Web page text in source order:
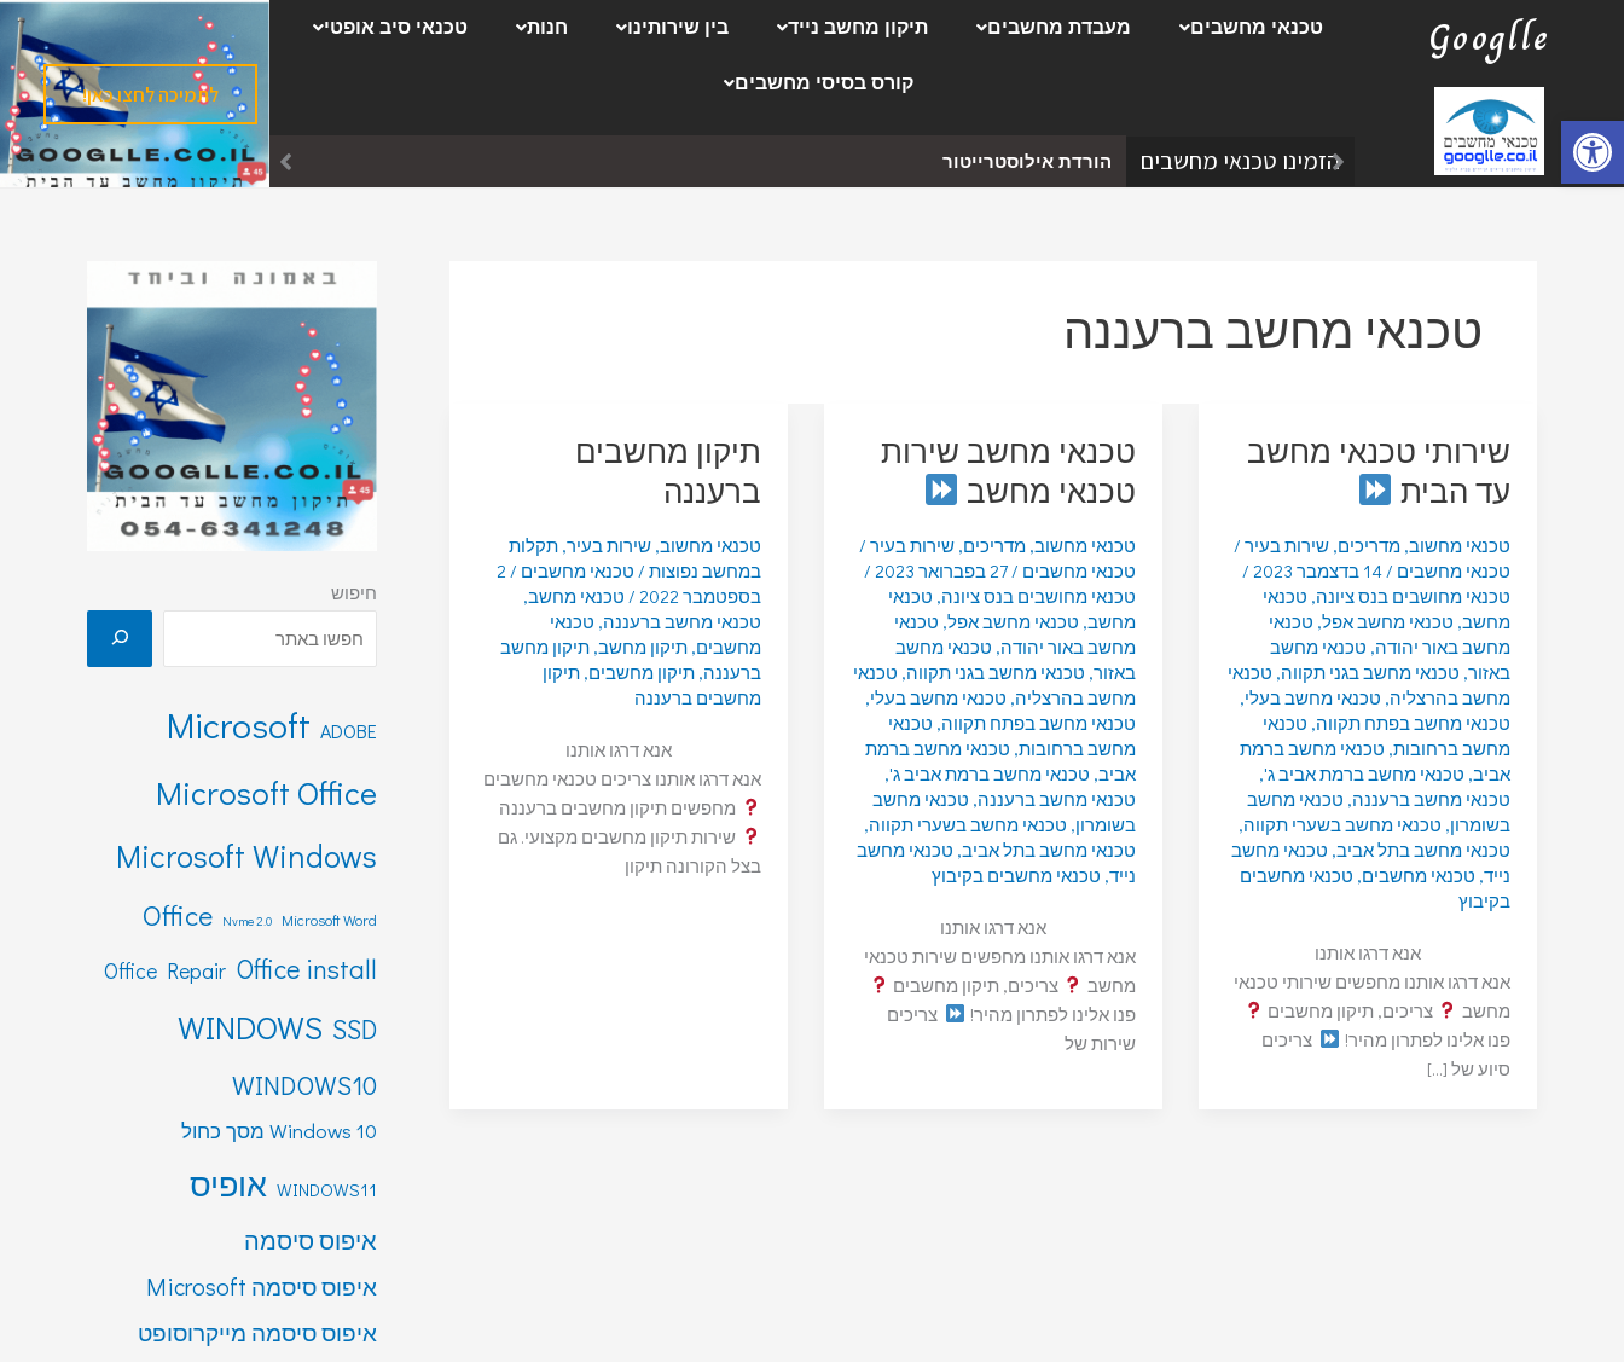
פתח סרגל נגישות
Googlle טכנאי מחשבים מעבדת מחשבים תיקון מחשב נייד בין שירותינו חנות טכנאי סיב אופטי
קורס בסיסי מחשבים
הזמינו טכנאי מחשבים הורדת אילוסטרייטור
לתמיכה לחצו כאן!
טכנאי מחשב ברעננה
שירותי טכנאי מחשב
עד הבית
טכנאי מחשוב,מדריכים,שירות בעיר /
טכנאי מחשבים /14 בדצמבר 2023
/
טכנאי מחושבים בנס ציונה, טכנאי
מחשב, טכנאי מחשב אפל, טכנאי
מחשב באור יהודה, טכנאי מחשב
באזור, טכנאי מחשב בגני תקווה, טכנאי
מחשב בהרצליה, טכנאי מחשב בעלי,
טכנאי מחשב בפתח תקווה, טכנאי
מחשב ברחובות, טכנאי מחשב ברמת
אביב, טכנאי מחשב ברמת אביב ג',
טכנאי מחשב ברעננה, טכנאי מחשב
בשומרון, טכנאי מחשב בשערי תקווה,
טכנאי מחשב בתל אביב, טכנאי מחשב
נייד, טכנאי מחשבים, טכנאי מחשבים
בקיבוץ
אנא דרגו אותנו
אנא דרגו אותנו מחפשים שירותי טכנאי
מחשב
צריכים, תיקון מחשבים
פנו אלינו לפתרון מהיר!
צריכים
סיוע של […]
טכנאי מחשב שירות
טכנאי מחשב
טכנאי מחשוב,מדריכים,שירות בעיר /
טכנאי מחשבים /27 בפברואר 2023
/
טכנאי מחושבים בנס ציונה, טכנאי
מחשב, טכנאי מחשב אפל, טכנאי
מחשב באור יהודה, טכנאי מחשב
באזור, טכנאי מחשב בגני תקווה, טכנאי
מחשב בהרצליה, טכנאי מחשב בעלי,
טכנאי מחשב בפתח תקווה, טכנאי
מחשב ברחובות, טכנאי מחשב ברמת
אביב, טכנאי מחשב ברמת אביב ג',
טכנאי מחשב ברעננה, טכנאי מחשב
בשומרון, טכנאי מחשב בשערי תקווה,
טכנאי מחשב בתל אביב, טכנאי מחשב
נייד, טכנאי מחשבים בקיבוץ
אנא דרגו אותנו
אנא דרגו אותנו מחפשים שירות טכנאי
מחשב
צריכים, תיקון מחשבים
פנו אלינו לפתרון מהיר!
צריכים
שירות של
תיקון מחשבים
ברעננה
טכנאי מחשוב,שירות בעיר,תקלות
במחשב נפוצות / טכנאי מחשבים /
2
בספטמבר 2022
/ טכנאי מחשב,
טכנאי מחשב ברעננה, טכנאי
מחשבים,תיקון מחשב,תיקון מחשב
ברעננה,תיקון מחשבים,תיקון
מחשבים ברעננה
אנא דרגו אותנו
אנא דרגו אותנו צריכים טכנאי מחשבים
מחפשים תיקון מחשבים ברעננה
שירות תיקון מחשבים מקצועי. גם
בצל הקורונה תיקון
חיפוש
ADOBE
Microsoft
Microsoft Office
Microsoft Windows
Microsoft Word
Nvme 2.0
Office
Office install
Office Repair
SSD
WINDOWS
WINDOWS10
Windows 10 מסך כחול
WINDOWS11 אופיס
איפוס סיסמה
איפוס סיסמה Microsoft
איפוס סיסמה מייקרוסופט
ק